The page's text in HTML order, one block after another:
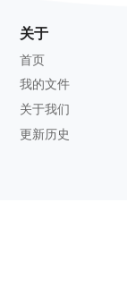
关于
首页
我的文件
关于我们
更新历史